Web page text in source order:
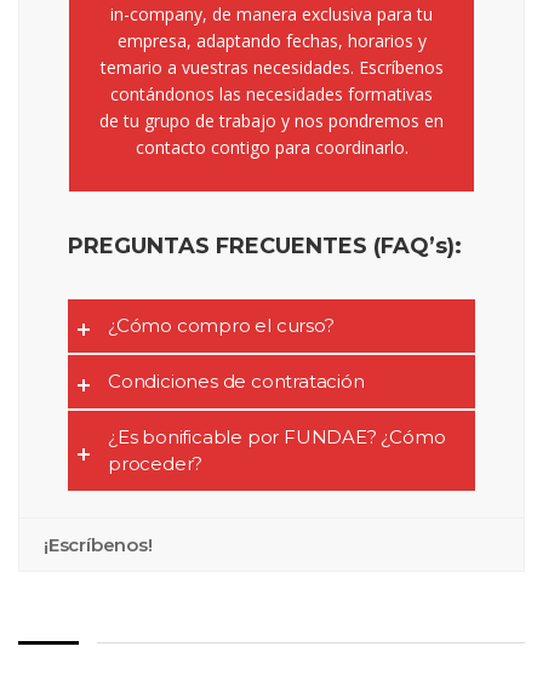
in-company, de manera exclusiva para tu
empresa, adaptando fechas, horarios y
temario a vuestras necesidades. Escríbenos
contándonos las necesidades formativas
de tu grupo de trabajo y nos pondremos en
contacto contigo para coordinarlo.
PREGUNTAS FRECUENTES (FAQ’s):
¿Cómo compro el curso?
Condiciones de contratación
¿Es bonificable por FUNDAE? ¿Cómo
proceder?
¡Escríbenos!